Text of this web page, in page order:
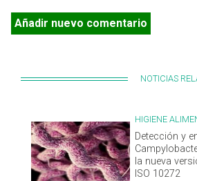
Añadir nuevo comentario
NOTICIAS
HIGIENE
Detección y
la nueva
ISO 10272